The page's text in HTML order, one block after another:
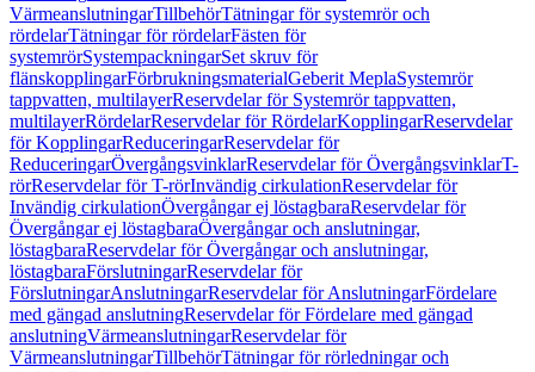
VärmeanslutningarTillbehörTätningar för systemrör och
rördelarTätningar för rördelarFästen för
systemrörSystempackningarSet skruv för
flänskopplingarFörbrukningsmaterialGeberit MeplaSystemrör
tappvatten, multilayerReservdelar för Systemrör tappvatten,
multilayerRördelarReservdelar för RördelarKopplingarReservdelar
för KopplingarReduceringarReservdelar för
ReduceringarÖvergångsvinklarReservdelar för ÖvergångsvinklarT-
rörReservdelar för T-rörInvändig cirkulationReservdelar för
Invändig cirkulationÖvergångar ej löstagbaraReservdelar för
Övergångar ej löstagbaraÖvergångar och anslutningar,
löstagbaraReservdelar för Övergångar och anslutningar,
löstagbaraFörslutningarReservdelar för
FörslutningarAnslutningarReservdelar för AnslutningarFördelare
med gängad anslutningReservdelar för Fördelare med gängad
anslutningVärmeanslutningarReservdelar för
VärmeanslutningarTillbehörTätningar för rörledningar och